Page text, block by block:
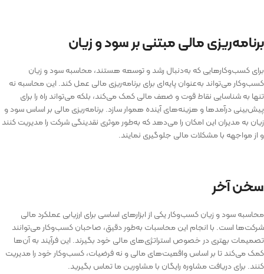
برنامه‌ریزی مالی مبتنی بر سود و زیان
برای کسب‌وکارهایی که به‌دنبال رشد و توسعه هستند، محاسبه سود و زیان
کسب‌وکار می‌تواند به‌عنوان پایه‌ای برای برنامه‌ریزی مالی عمل کند. این محاسبه نه
تنها به شناسایی نقاط قوت و ضعف مالی کمک می‌کند، بلکه می‌تواند راه را برای
پیش‌بینی درآمدها و هزینه‌های آینده هموار سازد. برنامه‌ریزی مالی بر اساس سود و
زیان به مدیران این امکان را می‌دهد که به‌طور موثری نقدینگی شرکت را مدیریت کنند
و از مواجهه با مشکلات مالی جلوگیری نمایند.
سخن آخر
محاسبه سود و زیان کسب‌وکار یکی از ابزارهای اساسی برای ارزیابی عملکرد مالی
شرکت‌ها است. با انجام این محاسبات به‌طور دقیق، صاحبان کسب‌وکار می‌توانند
تصمیمات بهتری در خصوص استراتژی‌های مالی خود بگیرند. این فرآیند به آن‌ها
کمک می‌کند تا بر اساس واقعیت‌های مالی و نه فرضیات، کسب‌وکار خود را مدیریت
کنند. برای دریافت مشاوره رایگان با مشاورین ما تماس بگیرید.